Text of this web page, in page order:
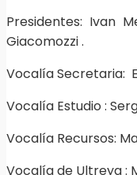
Presidentes: Ivan
Giacomozzi .
Vocalía Secretaria:
Vocalía Estudio :
Vocalía Recursos:
Vocalía de Ultreya :